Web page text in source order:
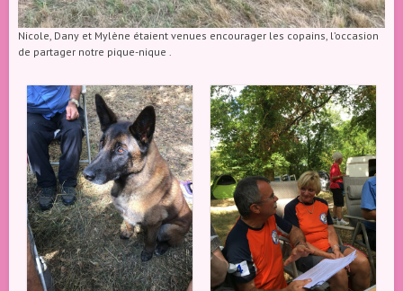
Nicole, Dany et Mylène étaient venues encourager les copains, l’occasion
de partager notre pique-nique .